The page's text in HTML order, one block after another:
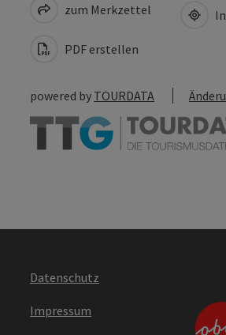
zum Merkzettel
PDF erstellen
powered by TOURDATA
Datenschutz
Impressum